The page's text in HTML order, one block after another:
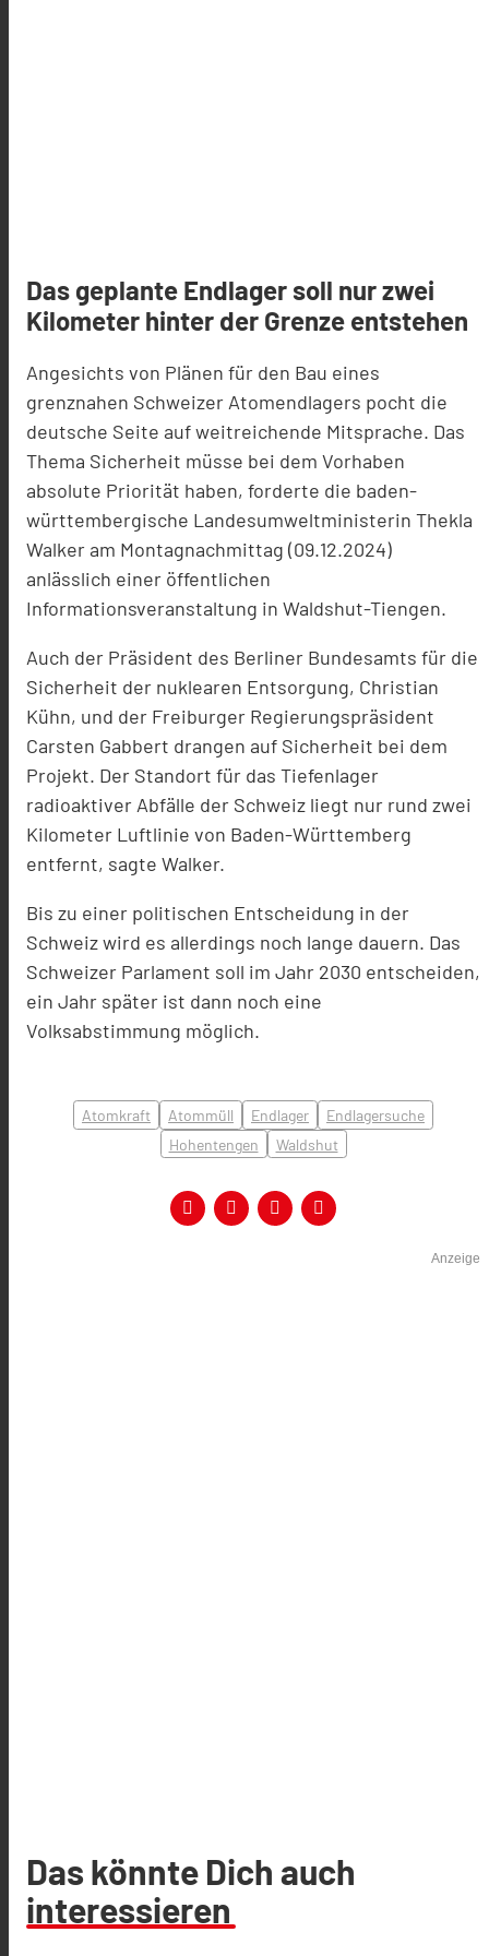
Das geplante Endlager soll nur zwei
Kilometer hinter der Grenze entstehen
Angesichts von Plänen für den Bau eines
grenznahen Schweizer Atomendlagers pocht die
deutsche Seite auf weitreichende Mitsprache. Das
Thema Sicherheit müsse bei dem Vorhaben
absolute Priorität haben, forderte die baden-
württembergische Landesumweltministerin Thekla
Walker am Montagnachmittag (09.12.2024)
anlässlich einer öffentlichen
Informationsveranstaltung in Waldshut-Tiengen.
Auch der Präsident des Berliner Bundesamts für die
Sicherheit der nuklearen Entsorgung, Christian
Kühn, und der Freiburger Regierungspräsident
Carsten Gabbert drangen auf Sicherheit bei dem
Projekt. Der Standort für das Tiefenlager
radioaktiver Abfälle der Schweiz liegt nur rund zwei
Kilometer Luftlinie von Baden-Württemberg
entfernt, sagte Walker.
Bis zu einer politischen Entscheidung in der
Schweiz wird es allerdings noch lange dauern. Das
Schweizer Parlament soll im Jahr 2030 entscheiden,
ein Jahr später ist dann noch eine
Volksabstimmung möglich.
Atomkraft Atommüll Endlager
Endlagersuche
Hohentengen
Waldshut
Anzeige
Das könnte Dich auch
interessieren